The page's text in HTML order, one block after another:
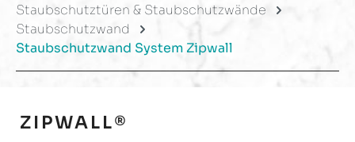
Staubschutztüren & Staubschutzwände
Staubschutzwand
Staubschutzwand System Zipwall
ZIPWALL®